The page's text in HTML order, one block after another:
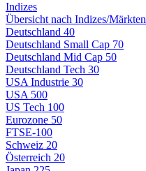
Indizes
Übersicht nach Indizes/Märkten
Deutschland 40
Deutschland Small Cap 70
Deutschland Mid Cap 50
Deutschland Tech 30
USA Industrie 30
USA 500
US Tech 100
Eurozone 50
FTSE-100
Schweiz 20
Österreich 20